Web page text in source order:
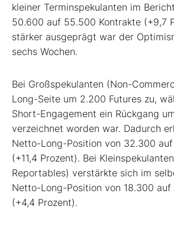
kleiner Terminspekulanten im
50.600 auf 55.500 Kontrakte (+9,7
stärker ausgeprägt war der
sechs Wochen.
Bei Großspekulanten (Non-
Long-Seite um 2.200 Futures zu,
Short-Engagement ein Rückgang
verzeichnet worden war. Dadurch
Netto-Long-Position von 32.300
(+11,4 Prozent). Bei
Reportables) verstärkte sich im
Netto-Long-Position von 18.300 auf
(+4,4 Prozent).